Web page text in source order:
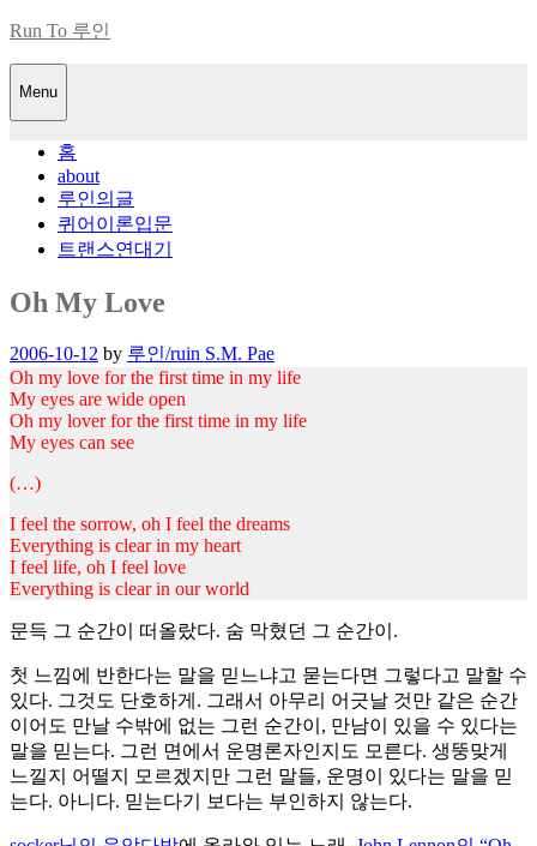
Skip
content
Run To 루인
Menu
홈
about
루인의글
퀴어이론입문
트랜스연대기
Oh My Love
Posted
on
2006-10-12 by 루인/ruin S.M. Pae
Oh my love for the first time in my life
My eyes are wide open
Oh my lover for the first time in my life
My eyes can see
(…)
I feel the sorrow, oh I feel the dreams
Everything is clear in my heart
I feel life, oh I feel love
Everything is clear in our world
문득 그 순간이 떠올랐다. 숨 막혔던 그 순간이.
첫 느낌에 반한다는 말을 믿느냐고 묻는다면 그렇다고 말할 수
있다. 그것도 단호하게. 그래서 아무리 어긋날 것만 같은 순간
이어도 만날 수밖에 없는 그런 순간이, 만남이 있을 수 있다는
말을 믿는다. 그런 면에서 운명론자인지도 모른다. 생뚱맞게
느낄지 어떨지 모르겠지만 그런 말들, 운명이 있다는 말을 믿
는다. 아니다. 믿는다기 보다는 부인하지 않는다.